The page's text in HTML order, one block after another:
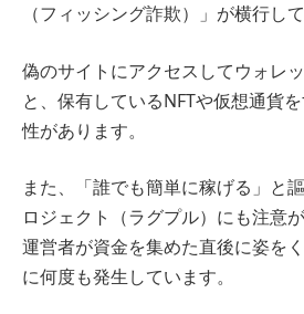
（フィッシング詐欺）」が横行して
偽のサイトにアクセスしてウォレ
と、保有しているNFTや仮想通貨
性があります。
また、「誰でも簡単に稼げる」と
ロジェクト（ラグプル）にも注意が
運営者が資金を集めた直後に姿を
に何度も発生しています。